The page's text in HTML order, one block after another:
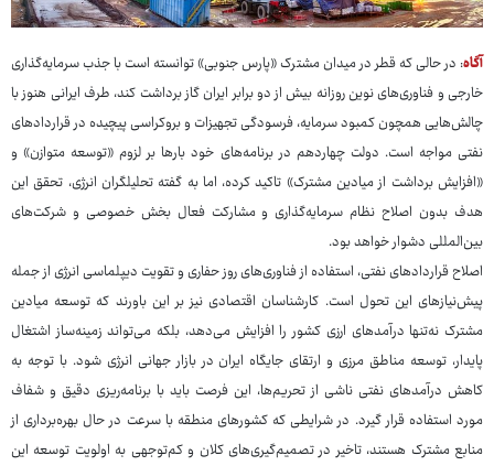
آگاه: در حالی که قطر در میدان مشترک «پارس جنوبی» توانسته است با جذب سرمایه‌گذاری
خارجی و فناوری‌های نوین روزانه بیش از دو برابر ایران گاز برداشت کند، طرف ایرانی هنوز با
چالش‌هایی همچون کمبود سرمایه، فرسودگی تجهیزات و بروکراسی پیچیده در قراردادهای
نفتی مواجه است. دولت چهاردهم در برنامه‌های خود بارها بر لزوم «توسعه متوازن» و
«افزایش برداشت از میادین مشترک» تاکید کرده، اما به گفته تحلیلگران انرژی، تحقق این
هدف بدون اصلاح نظام سرمایه‌گذاری و مشارکت فعال بخش خصوصی و شرکت‌های
بین‌المللی دشوار خواهد بود.
اصلاح قراردادهای نفتی، استفاده از فناوری‌های روز حفاری و تقویت دیپلماسی انرژی از جمله
پیش‌نیازهای این تحول است. کارشناسان اقتصادی نیز بر این باورند که توسعه میادین
مشترک نه‌تنها درآمدهای ارزی کشور را افزایش می‌دهد، بلکه می‌تواند زمینه‌ساز اشتغال
پایدار، توسعه مناطق مرزی و ارتقای جایگاه ایران در بازار جهانی انرژی شود. با توجه به
کاهش درآمدهای نفتی ناشی از تحریم‌ها، این فرصت باید با برنامه‌ریزی دقیق و شفاف
مورد استفاده قرار گیرد. در شرایطی که کشورهای منطقه با سرعت در حال بهره‌برداری از
منابع مشترک هستند، تاخیر در تصمیم‌گیری‌های کلان و کم‌توجهی به اولویت توسعه این